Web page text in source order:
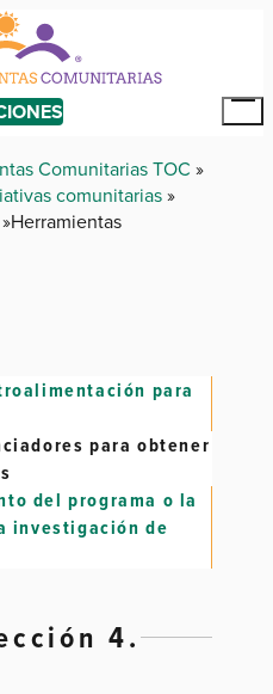
Comunitarias TOC
comunitarias
Herramientas
para
para obtener
del programa o la
investigación de
4.